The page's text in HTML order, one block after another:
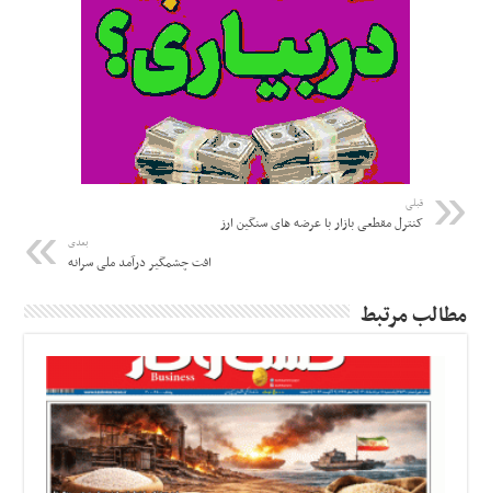
قبلی
کنترل مقطعی بازار با عرضه های سنگین ارز
بعدی
افت چشمگیر درآمد ملی سرانه
مطالب مرتبط